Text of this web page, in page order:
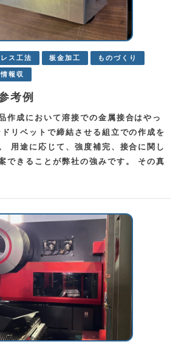
ス工法 板金加工 ものづくり
報収
考例
作成において溶接での金属接合はやっ
リベットで締結させる組立での作成を
用途に応じて、強度補完、接合に関し
できることが弊社の強みです。 その真